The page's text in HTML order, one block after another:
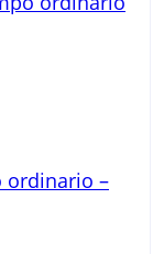
ordinario –